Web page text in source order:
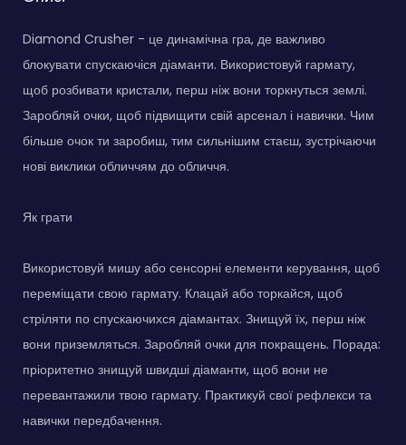
Diamond Crusher - це динамічна гра, де важливо
блокувати спускаючіся діаманти. Використовуй гармату,
щоб розбивати кристали, перш ніж вони торкнуться землі.
Заробляй очки, щоб підвищити свій арсенал і навички. Чим
більше очок ти заробиш, тим сильнішим стаєш, зустрічаючи
нові виклики обличчям до обличчя.
Як грати
Використовуй мишу або сенсорні елементи керування, щоб
переміщати свою гармату. Клацай або торкайся, щоб
стріляти по спускаючихся діамантах. Знищуй їх, перш ніж
вони приземляться. Заробляй очки для покращень. Порада:
пріоритетно знищуй швидші діаманти, щоб вони не
перевантажили твою гармату. Практикуй свої рефлекси та
навички передбачення.